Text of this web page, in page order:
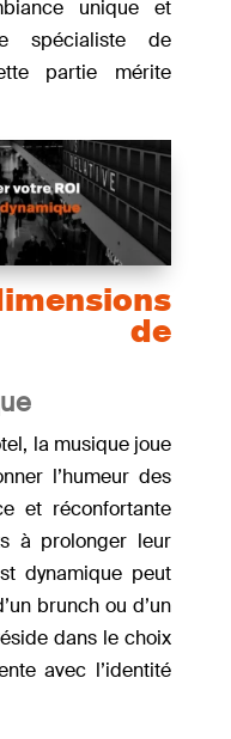
unique et
spécialiste de
partie mérite
de
la musique joue
l’humeur des
et réconfortante
à prolonger leur
dynamique peut
brunch ou d’un
dans le choix
avec l’identité